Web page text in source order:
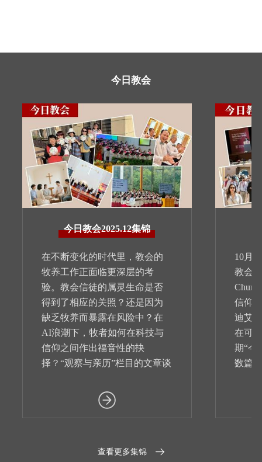
今日教会
今日教会2025.12集锦
在不断变化的时代里，教会的
牧养工作正面临更深层的考
验。教会信徒的属灵生命是否
得到了相应的关照？还是因为
缺乏牧养而暴露在风险中？在
AI浪潮下，牧者如何在科技与
信仰之间作出福音性的抉
择？“观察与亲历”栏目的文章谈
10月
教会
信仰
迪艾
在可
期“今
数篇
查看更多集锦